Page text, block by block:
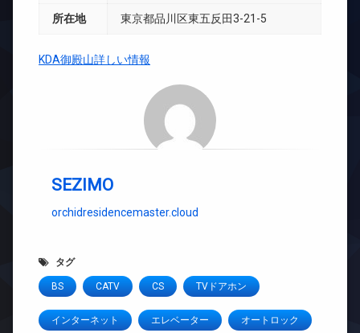
所在地 東京都品川区東五反田3-21-5
KDA御殿山詳しい情報
SEZIMO
orchidresidencemaster.cloud
タグ
BS CATV CS TVドアホン
インターネット エレベーター オートロック